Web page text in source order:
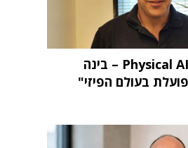
"העתיד הוא Physical AI – בינה
בעולם הפיזי"